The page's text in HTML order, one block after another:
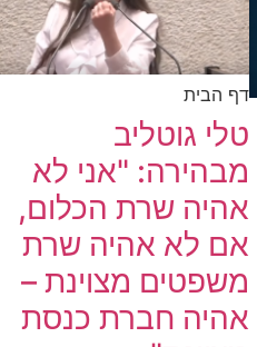
דף הבית
טלי גוטליב
מבהירה: "אני לא
אהיה שרת הכלום,
אם לא אהיה שרת
משפטים מצוינת –
אהיה חברת כנסת